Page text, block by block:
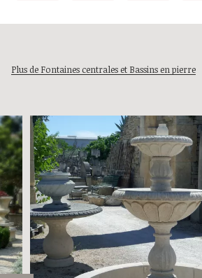
Plus de Fontaines centrales et Bassins en pierre